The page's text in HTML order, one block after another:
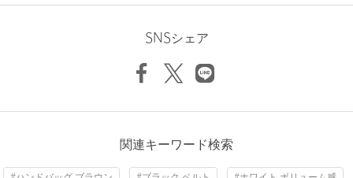
商品詳細
対象商品
WOMEN
ベルトの長さは、ショルダーでは短めだと思います。
SNSシェア
関連キーワード検索